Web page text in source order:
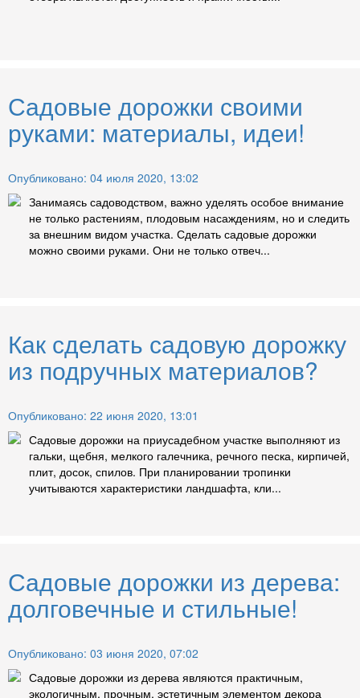
Садовые дорожки своими
руками: материалы, идеи!
Опубликовано: 04 июля 2020, 13:02
Занимаясь садоводством, важно уделять особое внимание
не только растениям, плодовым насаждениям, но и следить
за внешним видом участка. Сделать садовые дорожки
можно своими руками. Они не только отвеч...
Как сделать садовую дорожку
из подручных материалов?
Опубликовано: 22 июня 2020, 13:01
Садовые дорожки на приусадебном участке выполняют из
гальки, щебня, мелкого галечника, речного песка, кирпичей,
плит, досок, спилов. При планировании тропинки
учитываются характеристики ландшафта, кли...
Садовые дорожки из дерева:
долговечные и стильные!
Опубликовано: 03 июня 2020, 07:02
Садовые дорожки из дерева являются практичным,
экологичным, прочным, эстетичным элементом декора